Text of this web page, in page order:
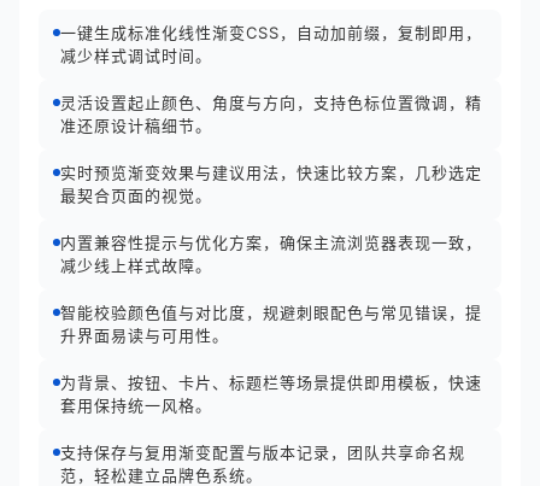
一键生成标准化线性渐变CSS，自动加前缀，复制即用，
减少样式调试时间。
灵活设置起止颜色、角度与方向，支持色标位置微调，精
准还原设计稿细节。
实时预览渐变效果与建议用法，快速比较方案，几秒选定
最契合页面的视觉。
内置兼容性提示与优化方案，确保主流浏览器表现一致，
减少线上样式故障。
智能校验颜色值与对比度，规避刺眼配色与常见错误，提
升界面易读与可用性。
为背景、按钮、卡片、标题栏等场景提供即用模板，快速
套用保持统一风格。
支持保存与复用渐变配置与版本记录，团队共享命名规
范，轻松建立品牌色系统。